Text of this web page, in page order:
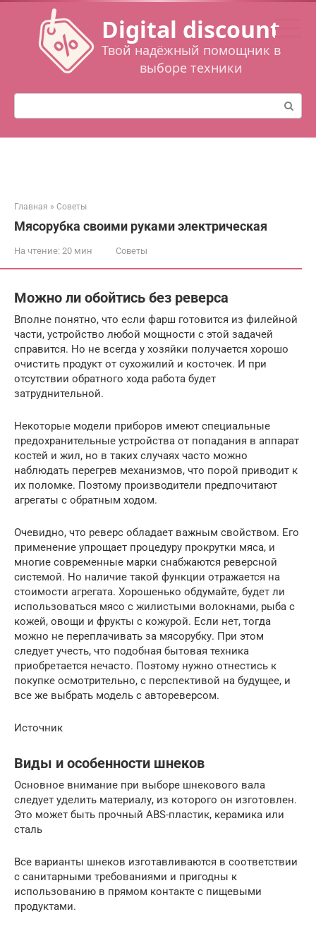
Перейти
контенту
Digital discount
Твой надёжный помощник в
выборе техники
Поиск:
Главная » Советы
Мясорубка своими руками электрическая
На чтение: 20 мин Советы
Можно ли обойтись без реверса
Вполне понятно, что если фарш готовится из филейной
части, устройство любой мощности с этой задачей
справится. Но не всегда у хозяйки получается хорошо
очистить продукт от сухожилий и косточек. И при
отсутствии обратного хода работа будет
затруднительной.
Некоторые модели приборов имеют специальные
предохранительные устройства от попадания в аппарат
костей и жил, но в таких случаях часто можно
наблюдать перегрев механизмов, что порой приводит к
их поломке. Поэтому производители предпочитают
агрегаты с обратным ходом.
Очевидно, что реверс обладает важным свойством. Его
применение упрощает процедуру прокрутки мяса, и
многие современные марки снабжаются реверсной
системой. Но наличие такой функции отражается на
стоимости агрегата. Хорошенько обдумайте, будет ли
использоваться мясо с жилистыми волокнами, рыба с
кожей, овощи и фрукты с кожурой. Если нет, тогда
можно не переплачивать за мясорубку. При этом
следует учесть, что подобная бытовая техника
приобретается нечасто. Поэтому нужно отнестись к
покупке осмотрительно, с перспективой на будущее, и
все же выбрать модель с автореверсом.
Источник
Виды и особенности шнеков
Основное внимание при выборе шнекового вала
следует уделить материалу, из которого он изготовлен.
Это может быть прочный ABS-пластик, керамика или
сталь
Все варианты шнеков изготавливаются в соответствии
с санитарными требованиями и пригодны к
использованию в прямом контакте с пищевыми
продуктами.